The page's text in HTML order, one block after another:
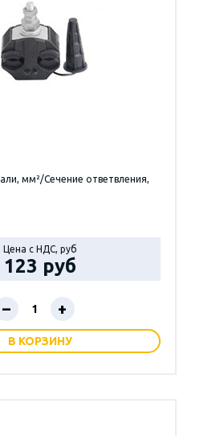
мм²/Сечение ответвления,
Цена с НДС, руб
123 руб
– +
В КОРЗИНУ